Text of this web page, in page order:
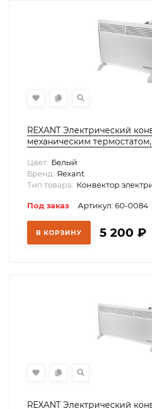
REXANT Электрический
механическим термостатом,
Цвет: Белый
Бренд: Rexant
Тип товара: Конвектор
Под заказ Артикул: 60-0084
В КОРЗИНУ 5 200 ₽
REXANT Электрический